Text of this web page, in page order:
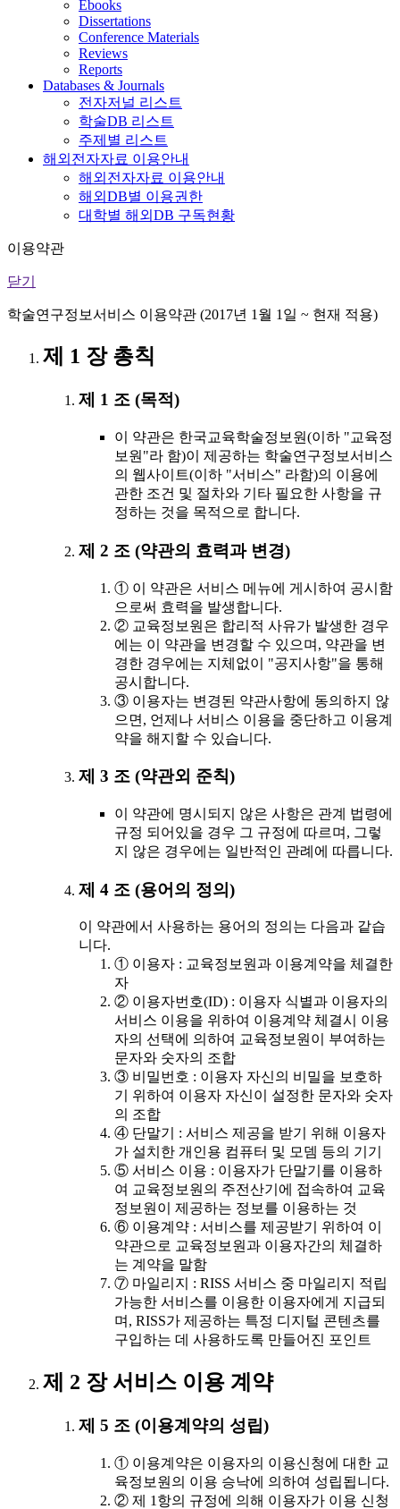
Ebooks
Dissertations
Conference Materials
Reviews
Reports
Databases & Journals
전자저널 리스트
학술DB 리스트
주제별 리스트
해외전자자료 이용안내
해외전자자료 이용안내
해외DB별 이용권한
대학별 해외DB 구독현황
이용약관
닫기
학술연구정보서비스 이용약관 (2017년 1월 1일 ~ 현재 적용)
제 1 장 총칙
제 1 조 (목적)
이 약관은 한국교육학술정보원(이하 "교육정
보원"라 함)이 제공하는 학술연구정보서비스
의 웹사이트(이하 "서비스" 라함)의 이용에
관한 조건 및 절차와 기타 필요한 사항을 규
정하는 것을 목적으로 합니다.
제 2 조 (약관의 효력과 변경)
① 이 약관은 서비스 메뉴에 게시하여 공시함
으로써 효력을 발생합니다.
② 교육정보원은 합리적 사유가 발생한 경우
에는 이 약관을 변경할 수 있으며, 약관을 변
경한 경우에는 지체없이 "공지사항"을 통해
공시합니다.
③ 이용자는 변경된 약관사항에 동의하지 않
으면, 언제나 서비스 이용을 중단하고 이용계
약을 해지할 수 있습니다.
제 3 조 (약관외 준칙)
이 약관에 명시되지 않은 사항은 관계 법령에
규정 되어있을 경우 그 규정에 따르며, 그렇
지 않은 경우에는 일반적인 관례에 따릅니다.
제 4 조 (용어의 정의)
이 약관에서 사용하는 용어의 정의는 다음과 같습
니다.
① 이용자 : 교육정보원과 이용계약을 체결한
자
② 이용자번호(ID) : 이용자 식별과 이용자의
서비스 이용을 위하여 이용계약 체결시 이용
자의 선택에 의하여 교육정보원이 부여하는
문자와 숫자의 조합
③ 비밀번호 : 이용자 자신의 비밀을 보호하
기 위하여 이용자 자신이 설정한 문자와 숫자
의 조합
④ 단말기 : 서비스 제공을 받기 위해 이용자
가 설치한 개인용 컴퓨터 및 모뎀 등의 기기
⑤ 서비스 이용 : 이용자가 단말기를 이용하
여 교육정보원의 주전산기에 접속하여 교육
정보원이 제공하는 정보를 이용하는 것
⑥ 이용계약 : 서비스를 제공받기 위하여 이
약관으로 교육정보원과 이용자간의 체결하
는 계약을 말함
⑦ 마일리지 : RISS 서비스 중 마일리지 적립
가능한 서비스를 이용한 이용자에게 지급되
며, RISS가 제공하는 특정 디지털 콘텐츠를
구입하는 데 사용하도록 만들어진 포인트
제 2 장 서비스 이용 계약
제 5 조 (이용계약의 성립)
① 이용계약은 이용자의 이용신청에 대한 교
육정보원의 이용 승낙에 의하여 성립됩니다.
② 제 1항의 규정에 의해 이용자가 이용 신청